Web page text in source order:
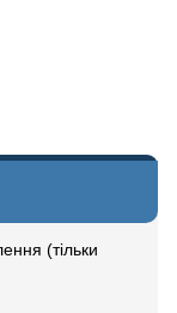
(тільки